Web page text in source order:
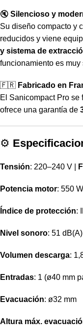
🔇 Silencioso y
Su diseño compacto y
reducidos y viene
y sistema de
funcionamiento es muy
🇫🇷 Fabricado en
El Sanicompact Pro se
ofrece una garantía de
⚙️
Tensión: 220–240 V |
Potencia motor: 550 W
Índice de protección:
Nivel sonoro: 51 dB(A)
Volumen descarga:
Entradas: 1 (ø40 mm
Evacuación: ø32 mm
Altura máx.